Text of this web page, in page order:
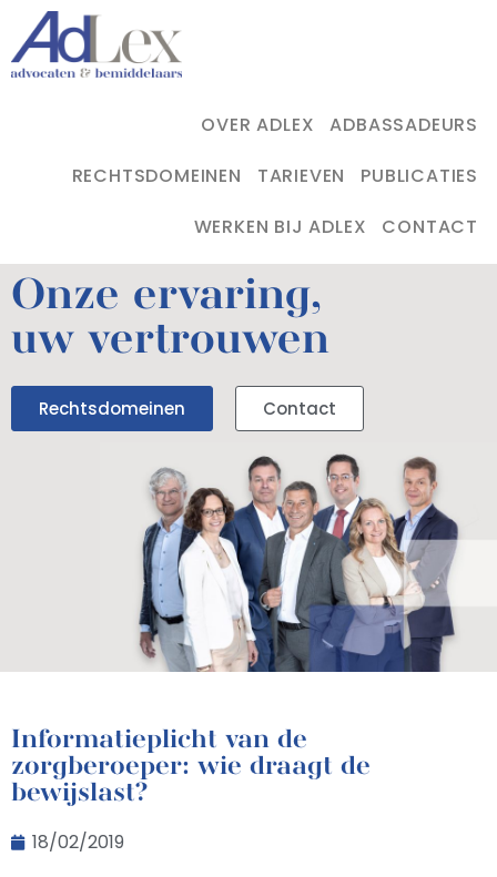
OVER ADLEX
ADBASSADEURS
RECHTSDOMEINEN
TARIEVEN
PUBLICATIES
WERKEN BIJ ADLEX
CONTACT
Onze ervaring,
uw vertrouwen
Rechtsdomeinen Contact
Informatieplicht van de
zorgberoeper: wie draagt de
bewijslast?
18/02/2019